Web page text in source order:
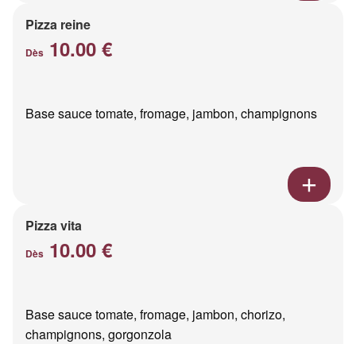
Pizza reine
Dès 10.00 €
Base sauce tomate, fromage, jambon, champignons
Pizza vita
Dès 10.00 €
Base sauce tomate, fromage, jambon, chorizo,
champignons, gorgonzola